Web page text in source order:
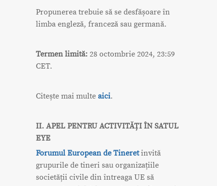
Propunerea trebuie să se desfășoare în
limba engleză, franceză sau germană.
Termen limită: 28 octombrie 2024, 23:59
CET.
Citește mai multe aici.
II. APEL PENTRU ACTIVITĂȚI ÎN SATUL
EYE
Forumul European de Tineretinvită
grupurile de tineri sau organizațiile
societății civile din întreaga UE să